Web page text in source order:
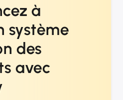
à
système
des
avec